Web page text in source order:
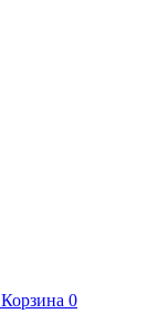
Корзина 0